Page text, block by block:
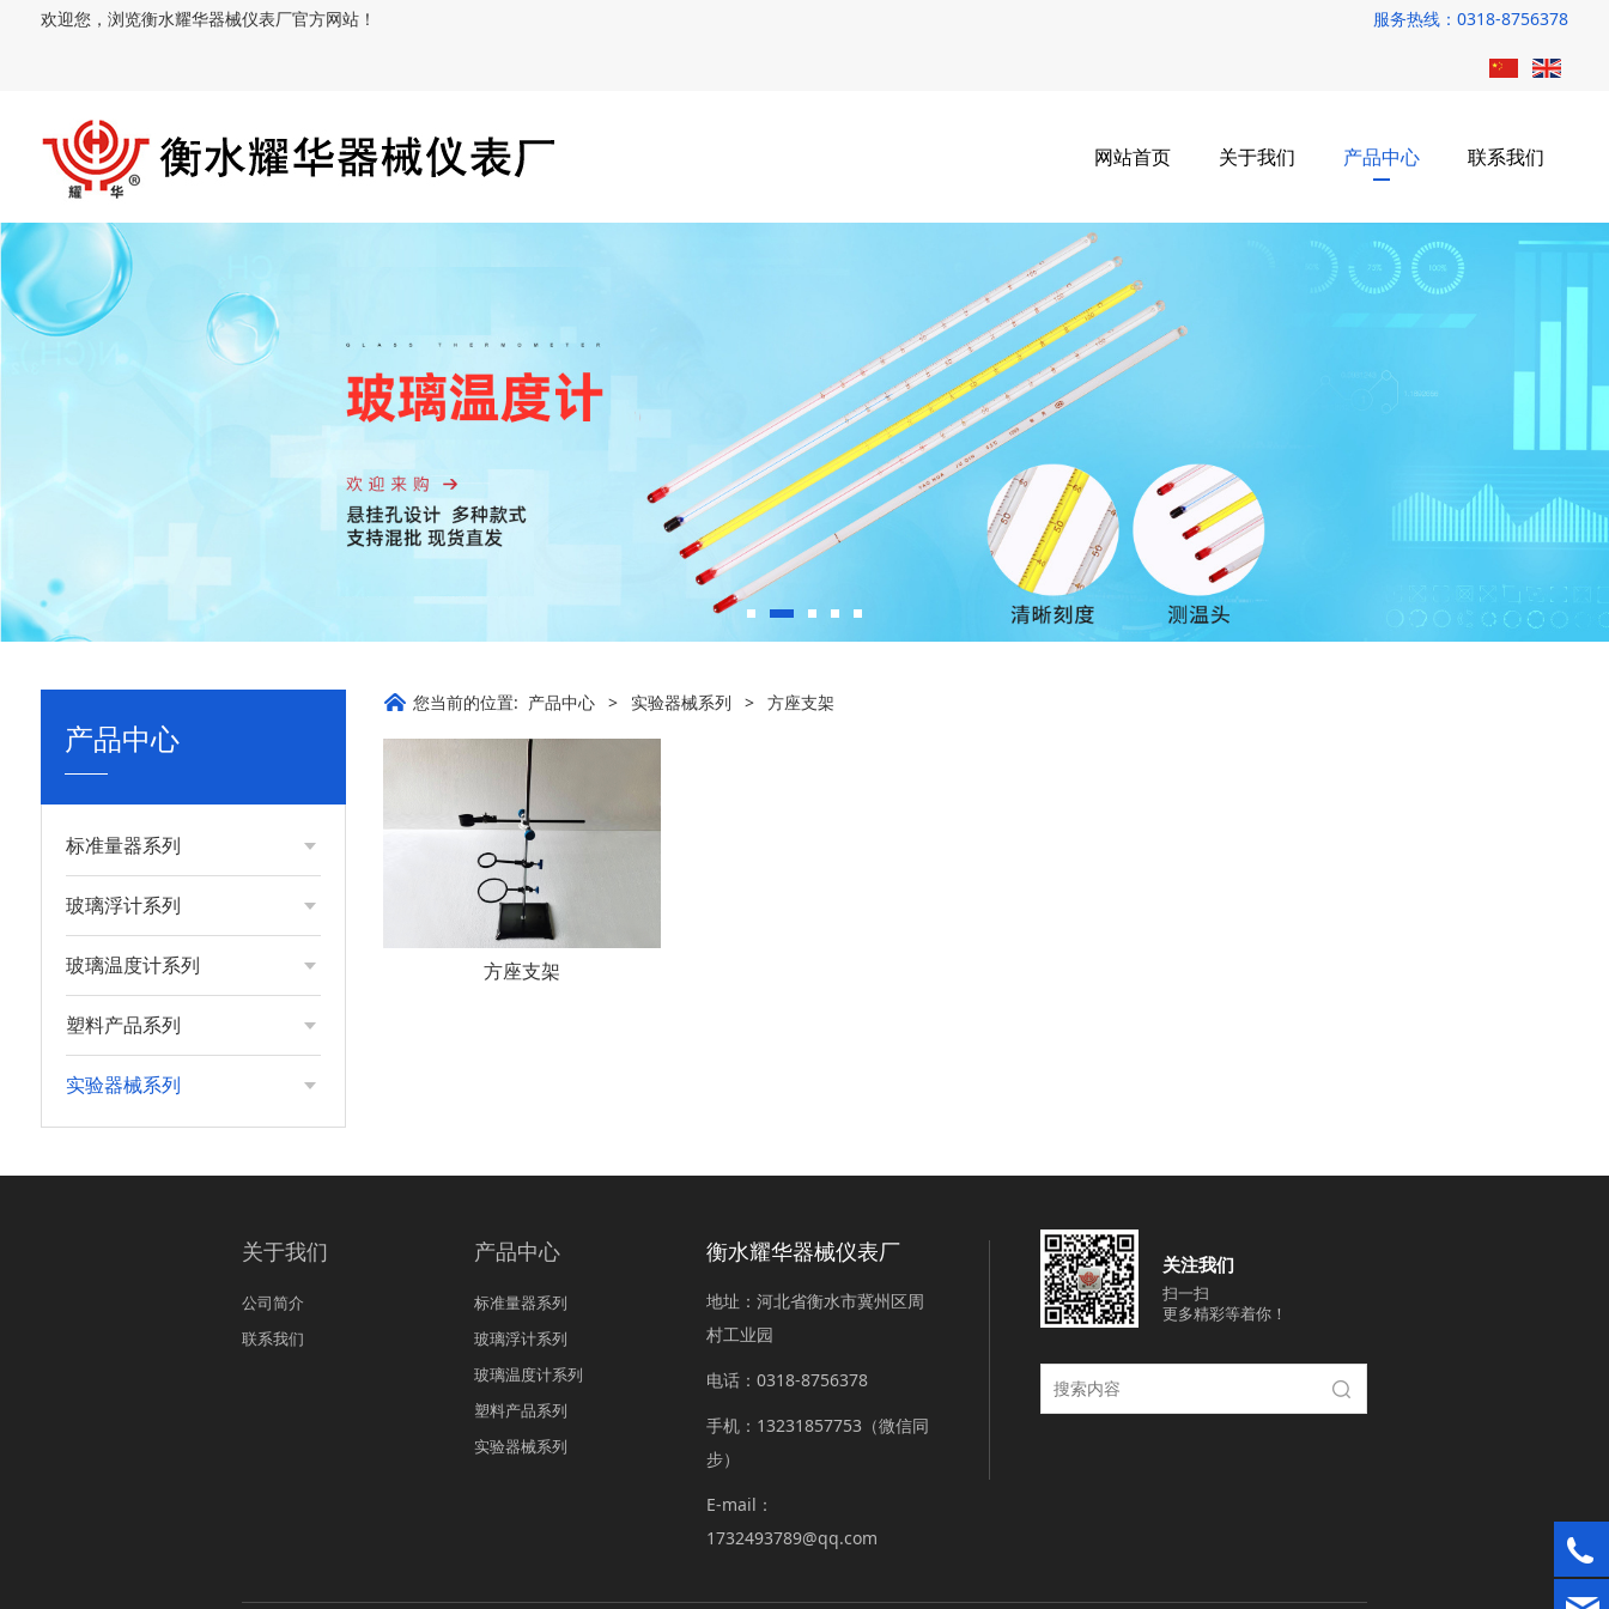
欢迎您，浏览衡水耀华器械仪表厂官方网站！ 服务热线：0318-8756378
网站首页 关于我们 产品中心 联系我们
产品中心
标准量器系列
玻璃浮计系列
玻璃温度计系列
塑料产品系列
实验器械系列
您当前的位置: 产品中心 > 实验器械系列 > 方座支架
方座支架
关于我们
公司简介
联系我们
产品中心
标准量器系列
玻璃浮计系列
玻璃温度计系列
塑料产品系列
实验器械系列
衡水耀华器械仪表厂
地址：河北省衡水市冀州区周
村工业园
电话：0318-8756378
手机：13231857753（微信同
步）
E-mail：
1732493789@qq.com
关注我们
扫一扫
更多精彩等着你！